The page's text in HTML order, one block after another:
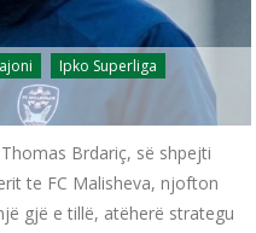
Ipko Superliga
Brdariç, së shpejti
te FC Malisheva, njofton
gjë e tillë, atëherë strategu